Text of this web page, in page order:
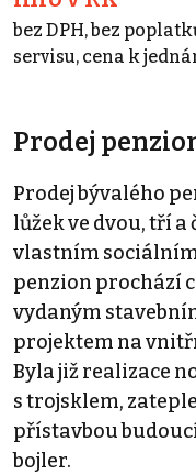
bez DPH, bez
servisu, cena k
Prodej
Prodej bývalého
lůžek ve dvou, tří
vlastním
penzion prochází
vydaným
projektem na
Byla již realizace
s trojsklem,
přístavbou
bojler.